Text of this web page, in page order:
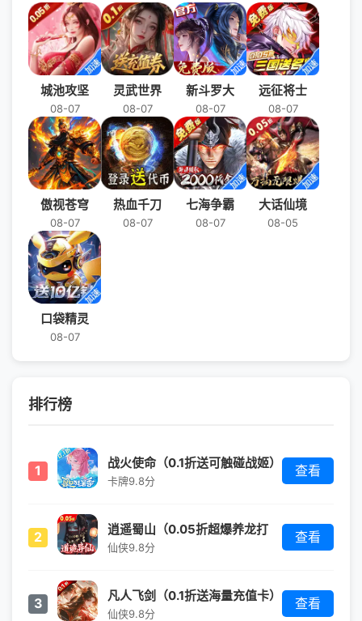
城池攻坚
08-07
灵武世界
08-07
新斗罗大
08-07
远征将士
08-07
傲视苍穹
08-07
热血千刀
08-07
七海争霸
08-07
大话仙境
08-05
口袋精灵
08-07
排行榜
1 战火使命（0.1折送可触碰战姬）
卡牌9.8分
查看
2
逍遥蜀山（0.05折超爆养龙打
金）
仙侠9.8分
查看
3 凡人飞剑（0.1折送海量充值卡）
仙侠9.8分
查看